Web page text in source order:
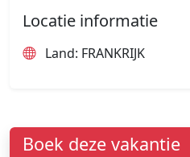
Locatie informatie
Land: FRANKRIJK
Boek deze vakantie